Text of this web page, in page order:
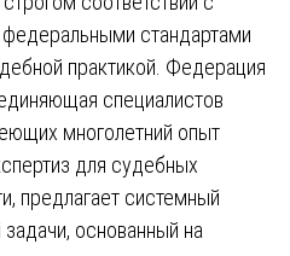
стандартами
практикой. Федерация
специалистов
многолетний опыт
для судебных
предлагает системный
основанный на